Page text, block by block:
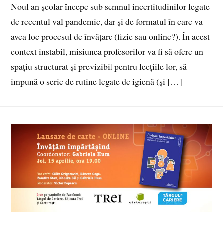
Noul an școlar începe sub semnul incertitudinilor legate
de recentul val pandemic, dar și de formatul în care va
avea loc procesul de învățare (fizic sau online?). În acest
context instabil, misiunea profesorilor va fi să ofere un
spațiu structurat și previzibil pentru lecțiile lor, să
impună o serie de rutine legate de igienă (și […]